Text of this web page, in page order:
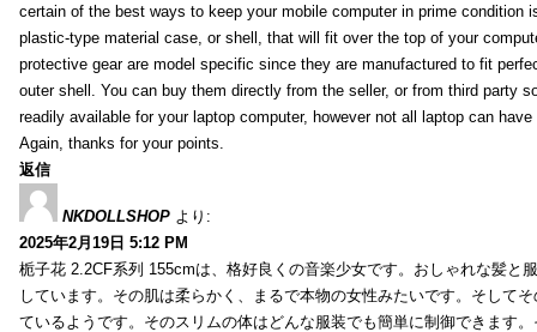
certain of the best ways to keep your mobile computer in prime condition
plastic-type material case, or shell, that will fit over the top of your
protective gear are model specific since they are manufactured to fit
outer shell. You can buy them directly from the seller, or from third party
readily available for your laptop computer, however not all laptop can
Again, thanks for your points.
返信
NKDOLLSHOP より:
2025年2月19日 5:12 PM
栀子花 2.2CF系列 155cmは、格好良くの音楽少女です。おしゃれな髪と
しています。その肌は柔らかく、まるで本物の女性みたいです。そして
ているようです。そのスリムの体はどんな服装でも簡単に制御できます